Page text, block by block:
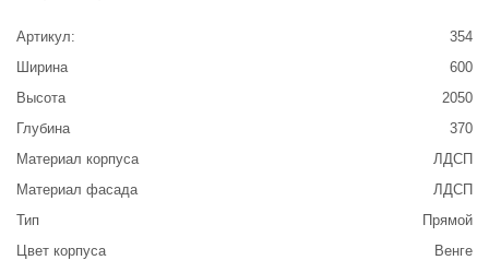
Артикул:
354
Ширина
600
Высота
2050
Глубина
370
Материал корпуса
ЛДСП
Материал фасада
ЛДСП
Тип
Прямой
Цвет корпуса
Венге